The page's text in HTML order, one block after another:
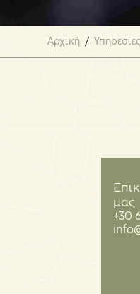
Αρχική / Υπηρεσίες
μας
+30